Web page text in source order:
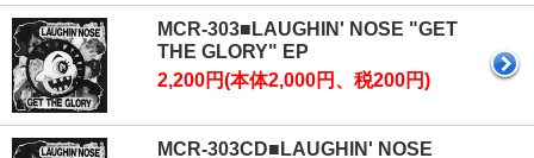
MCR-303■LAUGHIN' NOSE "GET
THE GLORY" EP
2,200円(本体2,000円、税200円)
MCR-303CD■LAUGHIN' NOSE